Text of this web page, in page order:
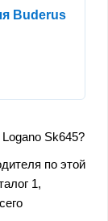
Buderus
Sk645?
по этой
1,